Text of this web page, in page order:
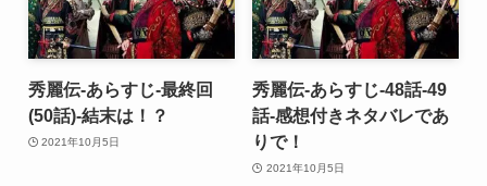
秀麗伝-あらすじ-最終回
(50話)-結末は！？
2021年10月5日
秀麗伝-あらすじ-48話-49
話-感想付きネタバレであ
りで！
2021年10月5日